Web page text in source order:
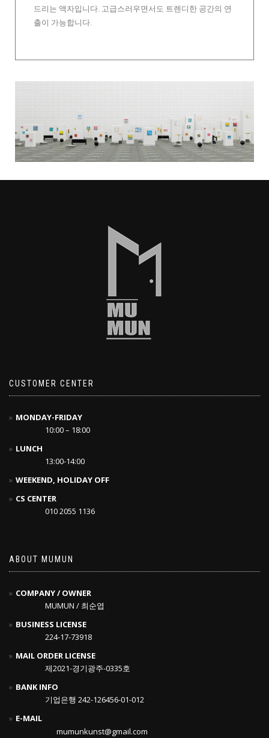
드리는 액자입니다. 고급스러우면서도 트렌디한 공간의 연
출이 가능합니다.
CUSTOMER CENTER
MONDAY-FRIDAY
10:00 – 18:00
LUNCH
13:00-14:00
WEEKEND, HOLIDAY OFF
CS CENTER
010 2055 1136
ABOUT MUMUN
COMPANY / OWNER
MUMUN / 최순엽
BUSINESS LICENSE
224-17-73918
MAIL ORDER LICENSE
제2021-경기광주-0335호
BANK INFO
기업은행 242-126456-01-012
E-MAIL
mumunkunst@gmail.com